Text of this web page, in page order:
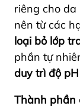
riêng cho
nên từ các
loại bỏ lớp
phần tự
duy trì độ
Thành phần